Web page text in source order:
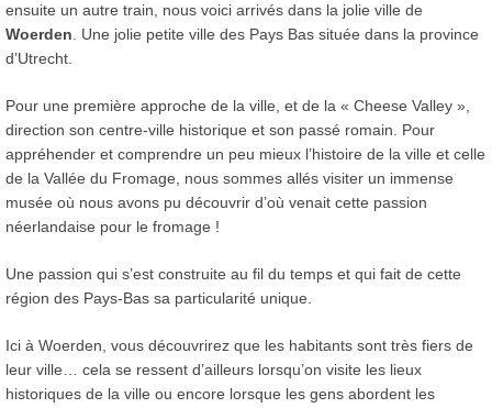
ensuite un autre train, nous voici arrivés dans la jolie ville de
Woerden . Une jolie petite ville des Pays Bas située dans la province
d’Utrecht.
Pour une première approche de la ville, et de la « Cheese Valley »,
direction son centre-ville historique et son passé romain. Pour
appréhender et comprendre un peu mieux l’histoire de la ville et celle
de la Vallée du Fromage, nous sommes allés visiter un immense
musée où nous avons pu découvrir d’où venait cette passion
néerlandaise pour le fromage !
Une passion qui s’est construite au fil du temps et qui fait de cette
région des Pays-Bas sa particularité unique.
Ici à Woerden, vous découvrirez que les habitants sont très fiers de
leur ville… cela se ressent d’ailleurs lorsqu’on visite les lieux
historiques de la ville ou encore lorsque les gens abordent les